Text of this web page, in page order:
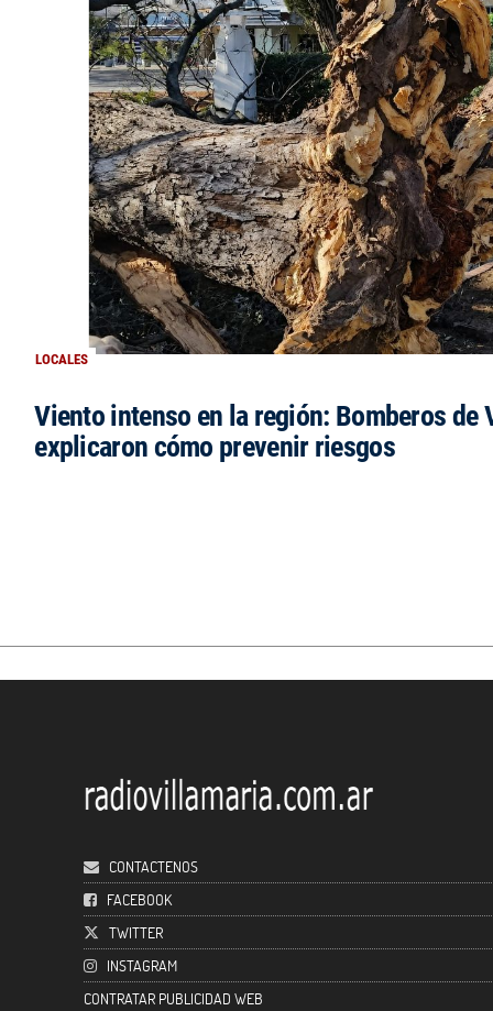
LOCALES
Viento intenso en la región: Bomberos de
explicaron cómo prevenir riesgos
CONTACTENOS
FACEBOOK
TWITTER
INSTAGRAM
CONTRATAR PUBLICIDAD WEB